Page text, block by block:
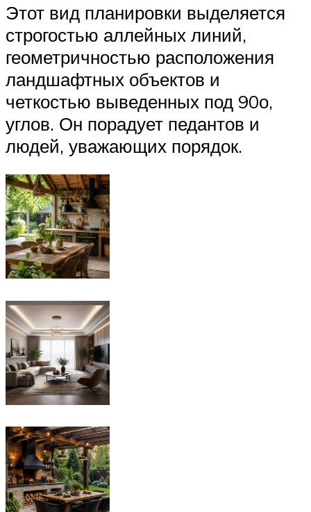
Этот вид планировки выделяется
строгостью аллейных линий,
геометричностью расположения
ландшафтных объектов и
четкостью выведенных под 90о,
углов. Он порадует педантов и
людей, уважающих порядок.